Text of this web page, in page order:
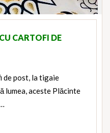
CARTOFI DE
de post, la tigaie
lumea, aceste Plăcinte